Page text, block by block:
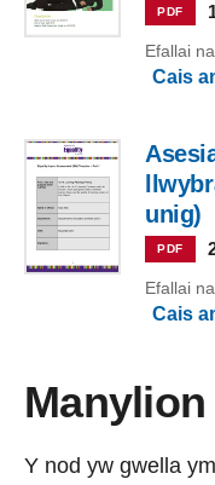
PDF
Efallai
Cais
unig)
PDF
Efallai
Cais
Manylion
Y nod yw gwella